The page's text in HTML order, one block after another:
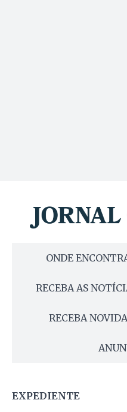
ONDE
RECEBA AS
RECEBA
EXPEDIENTE